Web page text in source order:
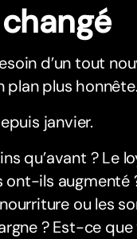
d’un tout
plan plus honnête.
janvier.
qu’avant ? Le
ont-ils augmenté
ou les
? Est-ce